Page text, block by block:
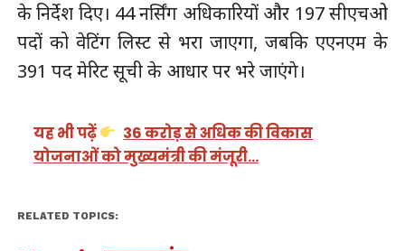
के निर्देश दिए। 44 नर्सिंग अधिकारियों और 197 सीएचओ
पदों को वेटिंग लिस्ट से भरा जाएगा, जबकि एएनएम के
391 पद मेरिट सूची के आधार पर भरे जाएंगे।
यह भी पढ़ें
36 करोड़ से अधिक की विकास
योजनाओं को मुख्यमंत्री की मंजूरी…
RELATED TOPICS: